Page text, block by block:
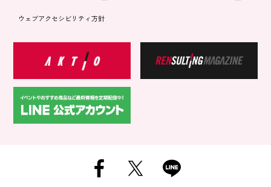
ウェブアクセシビリティ方針